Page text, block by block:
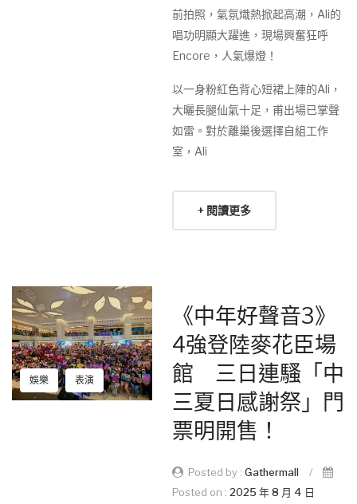
前拍照，氣氛熾熱掀起高潮，Ali的
唱功明顯大躍進，現場興奮狂呼
Encore，人氣爆燈！
以一身粉紅色背心短裙上陣的Ali，
大曬長腿仙氣十足，甫出場已掌聲
如雷。對於離巢後選擇自組工作
室，Ali
+ 閱讀更多
娛樂 表演
《中年好聲音3》
4強登陸麥花臣場
館 三日連騷「中
三夏日感謝祭」門
票明開售！
Posted by : Gathermall
/
Posted on : 2025 年 8 月 4 日